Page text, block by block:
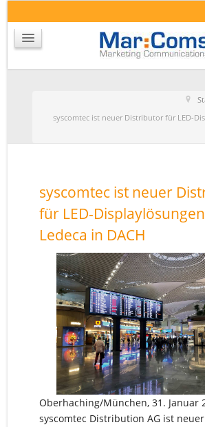
syscomtec ist neuer Distributor für LED-
syscomtec ist neuer
für LED-
Ledeca in DACH
Oberhaching/München, 31. Januar
syscomtec Distribution AG ist neuer